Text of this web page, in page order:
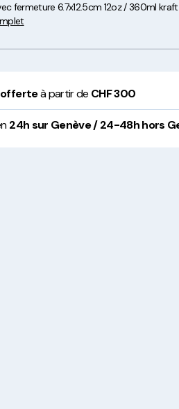
en Europe
fermeture 6.7x12.5cm 12oz / 360ml
offerteà partir de CHF 300
24h sur Genève / 24-48h hors